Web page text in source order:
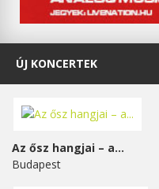
ÚJ KONCERTEK
Az ősz hangjai – a...
Budapest